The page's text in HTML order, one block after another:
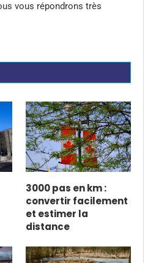
vous répondrons très
3000 pas en km :
convertir facilement
et estimer la
distance